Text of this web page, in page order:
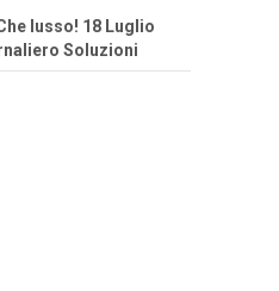
lusso! 18 Luglio
Soluzioni